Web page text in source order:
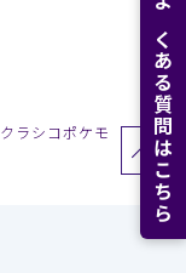
よくある質問はこちら
クラシコポケモ